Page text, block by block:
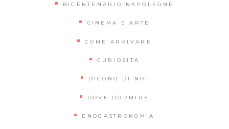
BICENTENARIO NAPOLEONE
CINEMA E ARTE
COME ARRIVARE
CURIOSITÀ
DICONO DI NOI
DOVE DORMIRE
ENOGASTRONOMIA